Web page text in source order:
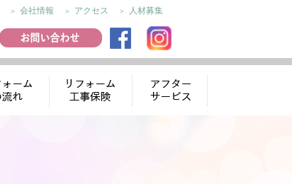
会社情報 アクセス 人材募集